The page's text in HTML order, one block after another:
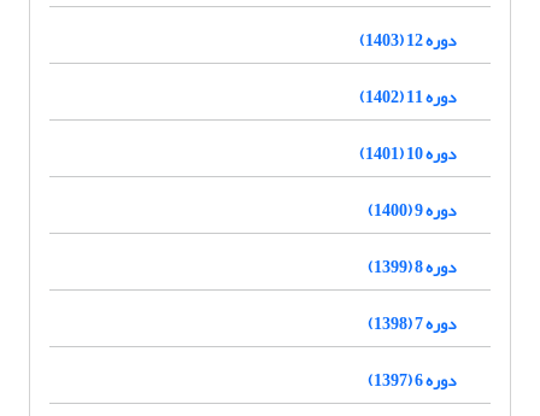
دوره 12 (1403)
دوره 11 (1402)
دوره 10 (1401)
دوره 9 (1400)
دوره 8 (1399)
دوره 7 (1398)
دوره 6 (1397)